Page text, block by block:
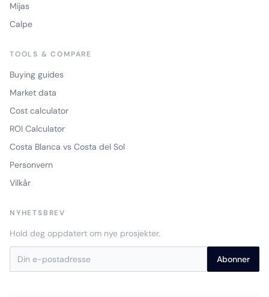
Mijas
Calpe
TOOLS & COMPARE
Buying guides
Market data
Cost calculator
ROI Calculator
Costa Blanca vs Costa del Sol
Personvern
Vilkår
NYHETSBREV
Hold deg oppdatert om nye prosjekter.
Abonner